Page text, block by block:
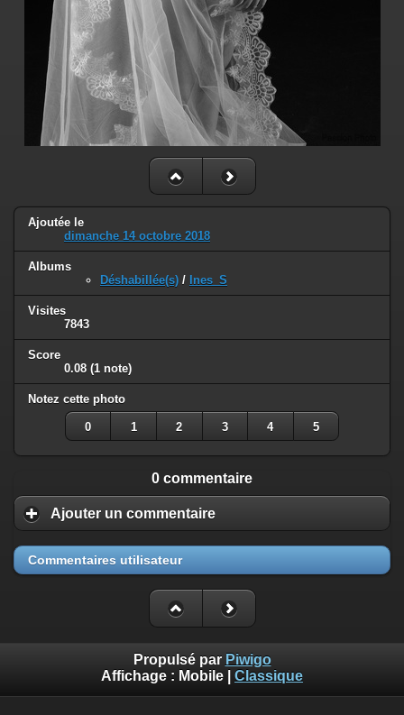
Ajoutée le
dimanche 14 octobre 2018
Albums
Déshabillée(s) / Ines_S
Visites
7843
Score
0.08 (1 note)
Notez cette photo
0 1 2 3 4 5
0 commentaire
Ajouter un commentaire
Commentaires utilisateur
Propulsé par Piwigo
Affichage : Mobile Classique